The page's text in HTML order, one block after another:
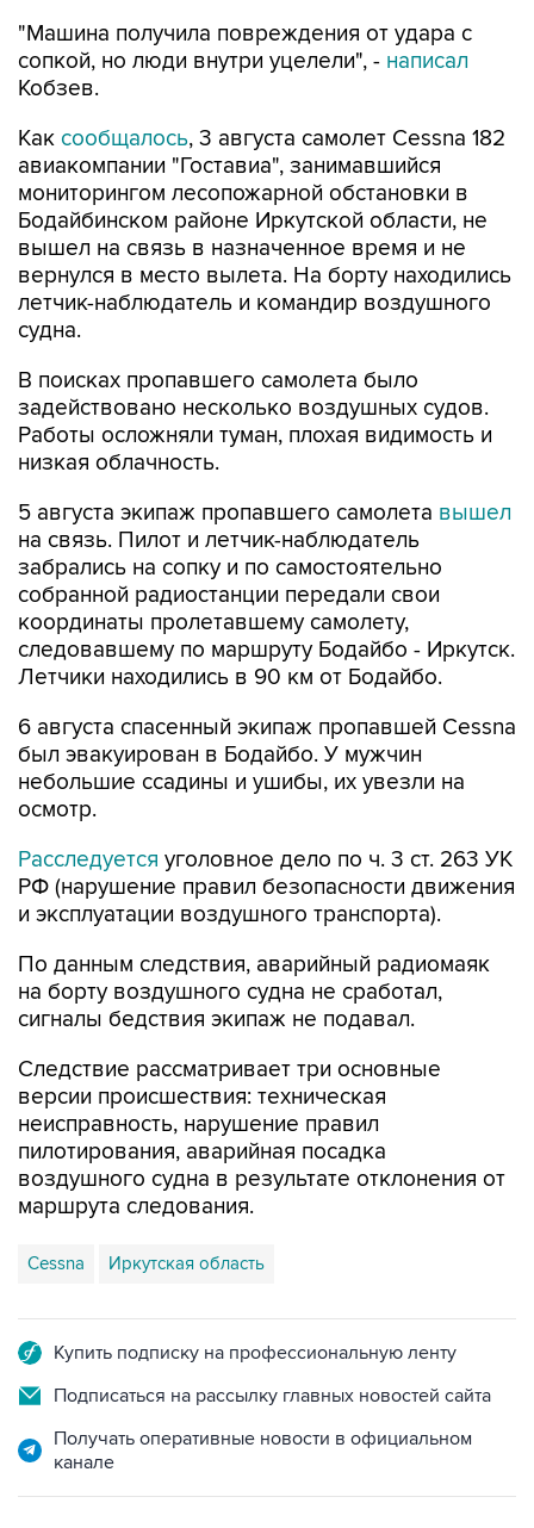
"Машина получила повреждения от удара с
сопкой, но люди внутри уцелели", - написал
Кобзев.
Как сообщалось, 3 августа самолет Cessna 182
авиакомпании "Гоставиа", занимавшийся
мониторингом лесопожарной обстановки в
Бодайбинском районе Иркутской области, не
вышел на связь в назначенное время и не
вернулся в место вылета. На борту находились
летчик-наблюдатель и командир воздушного
судна.
В поисках пропавшего самолета было
задействовано несколько воздушных судов.
Работы осложняли туман, плохая видимость и
низкая облачность.
5 августа экипаж пропавшего самолета вышел
на связь. Пилот и летчик-наблюдатель
забрались на сопку и по самостоятельно
собранной радиостанции передали свои
координаты пролетавшему самолету,
следовавшему по маршруту Бодайбо - Иркутск.
Летчики находились в 90 км от Бодайбо.
6 августа спасенный экипаж пропавшей Cessna
был эвакуирован в Бодайбо. У мужчин
небольшие ссадины и ушибы, их увезли на
осмотр.
Расследуется уголовное дело по ч. 3 ст. 263 УК
РФ (нарушение правил безопасности движения
и эксплуатации воздушного транспорта).
По данным следствия, аварийный радиомаяк
на борту воздушного судна не сработал,
сигналы бедствия экипаж не подавал.
Следствие рассматривает три основные
версии происшествия: техническая
неисправность, нарушение правил
пилотирования, аварийная посадка
воздушного судна в результате отклонения от
маршрута следования.
Cessna Иркутская область
Купить подписку на профессиональную ленту
Подписаться на рассылку главных новостей сайта
Получать оперативные новости в официальном
канале